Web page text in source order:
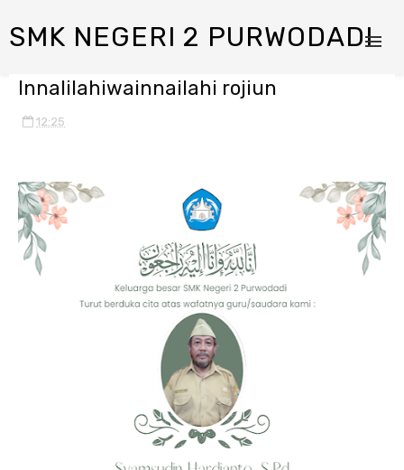
SMK NEGERI 2 PURWODADI
Innalilahiwainnailahi rojiun
12:25